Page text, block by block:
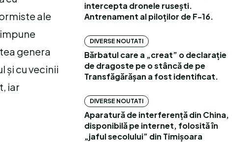
ale
genera
și cu vecinii
iar
intercepta dronele rusești.
Antrenament al piloților de F-16.
DIVERSE NOUTATI
Bărbatul care a „creat” o declarație
de dragoste pe o stâncă de pe
Transfăgărășan a fost identificat.
DIVERSE NOUTATI
Aparatură de interferență din China,
disponibilă pe internet, folosită în
„jaful secolului” din Timișoara